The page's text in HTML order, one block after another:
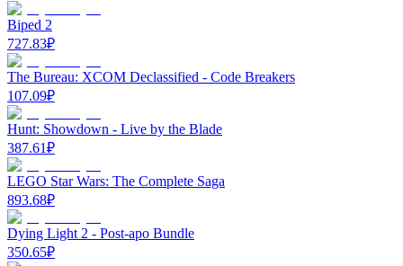
Biped 2
727.83₽
The Bureau: XCOM Declassified - Code Breakers
107.09₽
Hunt: Showdown - Live by the Blade
387.61₽
LEGO Star Wars: The Complete Saga
893.68₽
Dying Light 2 - Post-apo Bundle
350.65₽